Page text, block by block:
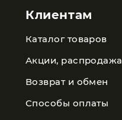
Клиентам
Каталог товаров
Акции, распродажа
Возврат и обмен
Способы оплаты